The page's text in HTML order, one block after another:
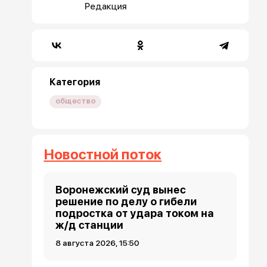
Редакция
Категория
общество
Новостной поток
Воронежский суд вынес
решение по делу о гибели
подростка от удара током на
ж/д станции
8 августа 2026, 15:50